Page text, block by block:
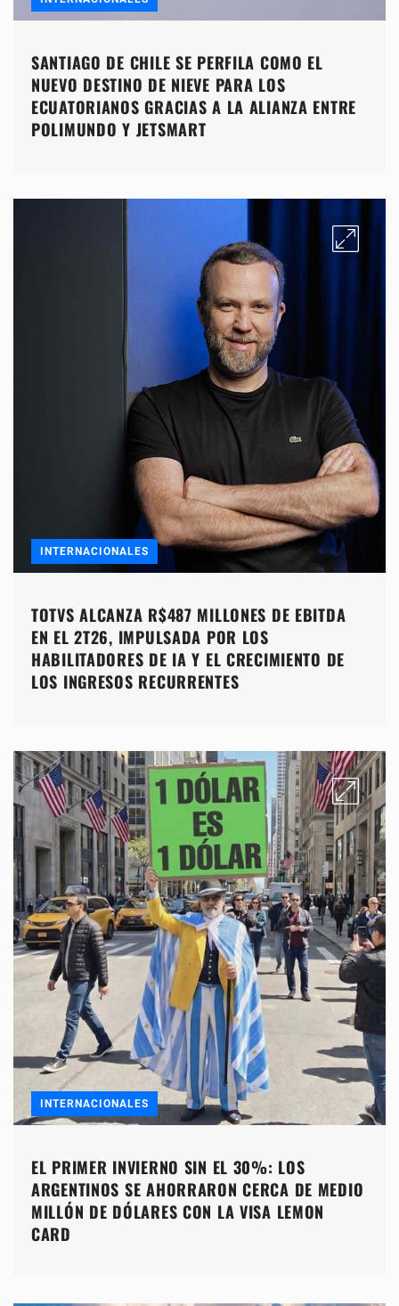
SANTIAGO DE CHILE SE PERFILA COMO EL
NUEVO DESTINO DE NIEVE PARA LOS
ECUATORIANOS GRACIAS A LA ALIANZA ENTRE
POLIMUNDO Y JETSMART
INTERNACIONALES
TOTVS ALCANZA R$487 MILLONES DE EBITDA
EN EL 2T26, IMPULSADA POR LOS
HABILITADORES DE IA Y EL CRECIMIENTO DE
LOS INGRESOS RECURRENTES
INTERNACIONALES
EL PRIMER INVIERNO SIN EL 30%: LOS
ARGENTINOS SE AHORRARON CERCA DE MEDIO
MILLÓN DE DÓLARES CON LA VISA LEMON
CARD